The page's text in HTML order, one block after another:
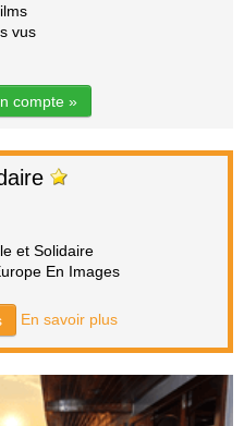
vus
compte »
et Solidaire
En Images
En savoir plus